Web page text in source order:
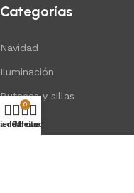
Categorías
Navidad
Iluminación
Butacas y sillas
Indu
de deseos
0
Carrito
Mi cuenta